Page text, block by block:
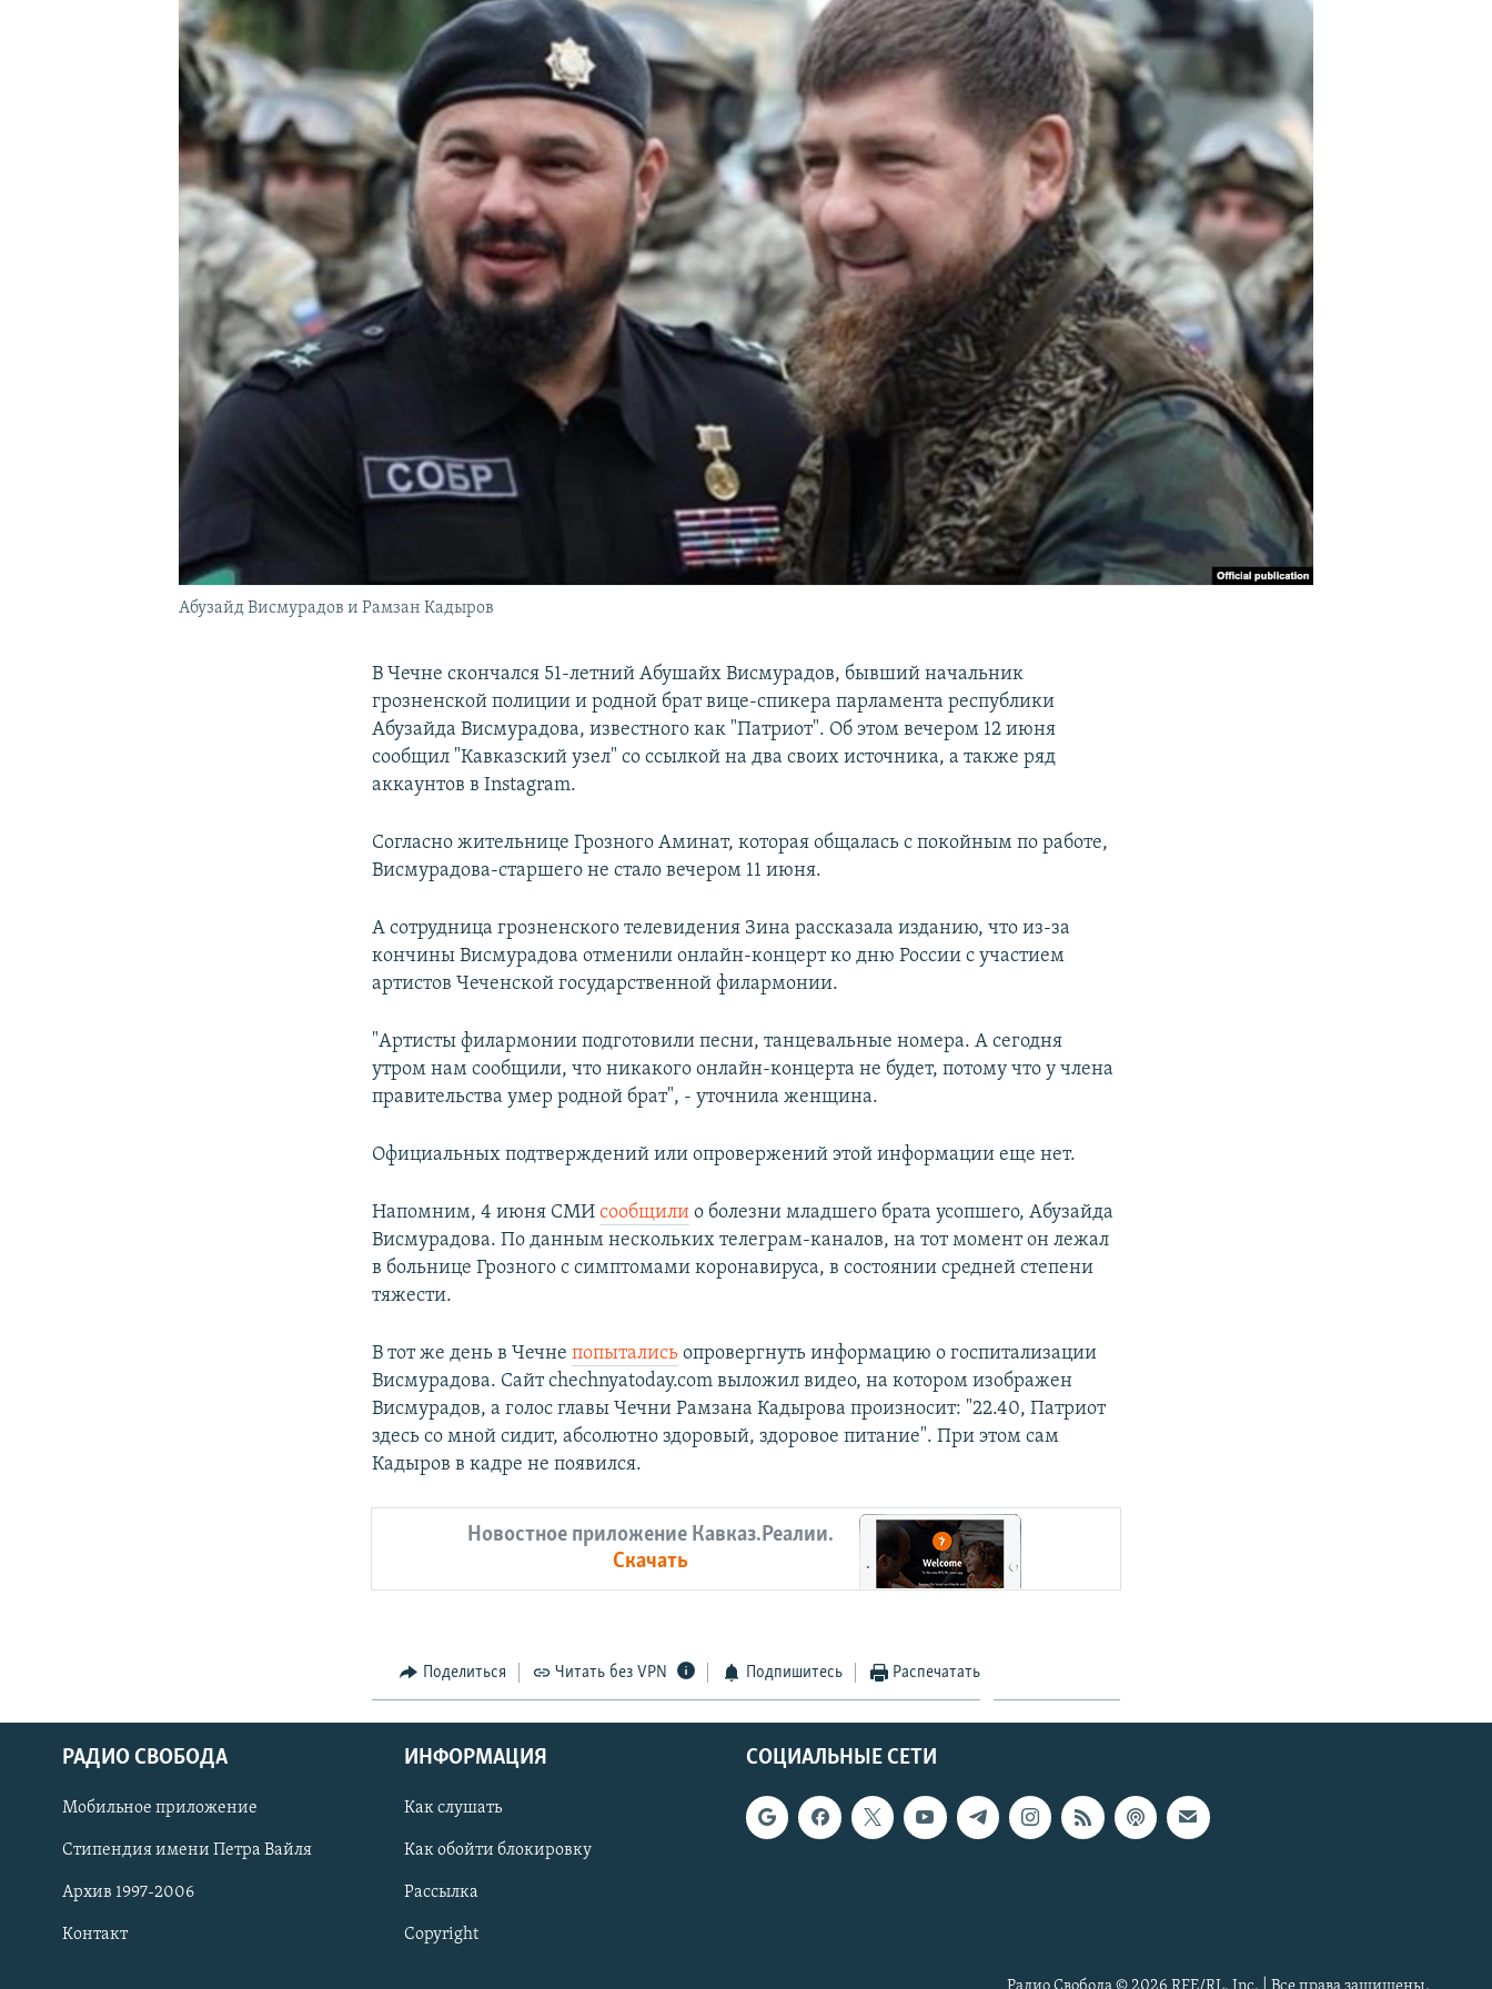
ПОДПИШИТЕСЬ НА РАССЫЛКУ
СОЦИАЛЬНЫЕ СЕТИ
Абузайд Висмурадов и Рамзан Кадыров
В Чечне скончался 51-летний Абушайх Висмурадов, бывший начальник
грозненской полиции и родной брат вице-спикера парламента республики
Абузайда Висмурадова, известного как "Патриот". Об этом вечером 12 июня
сообщил "Кавказский узел" со ссылкой на два своих источника, а также ряд
аккаунтов в Instagram.
Согласно жительнице Грозного Аминат, которая общалась с покойным по работе,
Висмурадова-старшего не стало вечером 11 июня.
А сотрудница грозненского телевидения Зина рассказала изданию, что из-за
кончины Висмурадова отменили онлайн-концерт ко дню России с участием
артистов Чеченской государственной филармонии.
"Артисты филармонии подготовили песни, танцевальные номера. А сегодня
утром нам сообщили, что никакого онлайн-концерта не будет, потому что у члена
правительства умер родной брат", - уточнила женщина.
Официальных подтверждений или опровержений этой информации еще нет.
Напомним, 4 июня СМИсообщили о болезни младшего брата усопшего, Абузайда
Висмурадова. По данным нескольких телеграм-каналов, на тот момент он лежал
в больнице Грозного с симптомами коронавируса, в состоянии средней степени
тяжести.
В тот же день в Чечнепопытались опровергнуть информацию о госпитализации
Висмурадова. Сайт chechnyatoday.com выложил видео, на котором изображен
Висмурадов, а голос главы Чечни Рамзана Кадырова произносит: "22.40, Патриот
здесь со мной сидит, абсолютно здоровый, здоровое питание". При этом сам
Кадыров в кадре не появился.
Новостное приложение Кавказ.Реалии.
Скачать
Поделиться Читать без VPN Подпишитесь Распечатать
СОЦИАЛЬНЫЕ СЕТИ
РАДИО СВОБОДА
Мобильное приложение
Стипендия имени Петра Вайля
Архив 1997-2006
Контакт
ИНФОРМАЦИЯ
Как слушать
Как обойти блокировку
Рассылка
Copyright